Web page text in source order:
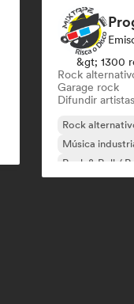
&gt; 1300
Rock
Garage rock
Difundir
Rock
Música
Rock & Roll /